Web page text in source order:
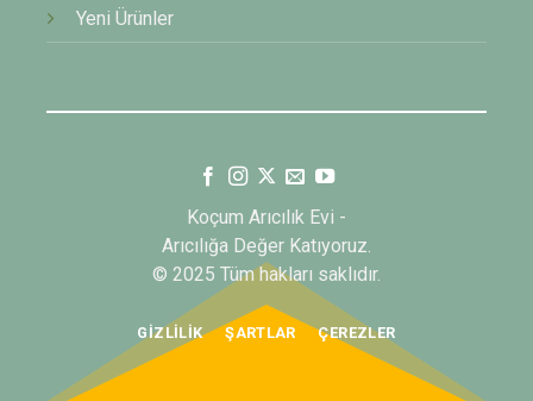
Yeni Ürünler
Koçum Arıcılık Evi -
Arıcılığa Değer Katıyoruz.
© 2025 Tüm hakları saklıdır.
GIZLILIK ŞARTLAR ÇEREZLER